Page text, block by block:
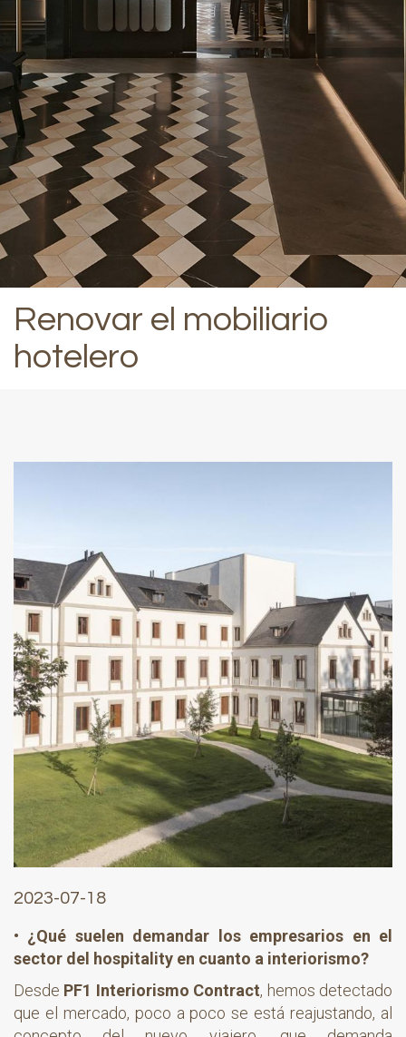
Renovar el mobiliario
hotelero
2023-07-18
• ¿Qué suelen demandar los empresarios en el
sector del hospitality en cuanto a interiorismo?
Desde PF1 Interiorismo Contract, hemos detectado
que el mercado, poco a poco se está reajustando, al